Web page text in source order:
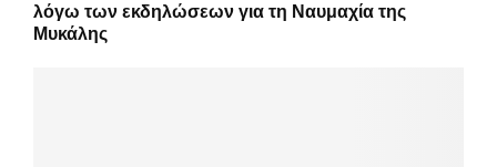
λόγω των εκδηλώσεων για τη Ναυμαχία της
Μυκάλης